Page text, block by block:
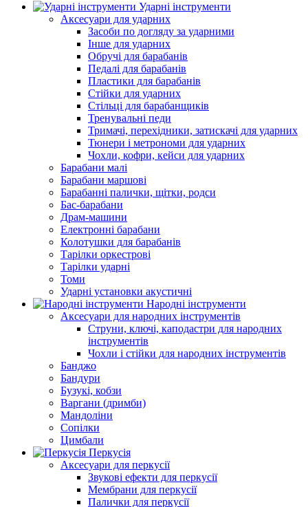
Ударні інструменти
Аксесуари для ударних
Засоби по догляду за ударними
Інше для ударних
Обручі для барабанів
Педалі для барабанів
Пластики для барабанів
Стійки для ударних
Стільці для барабанщиків
Тренувальні педи
Тримачі, перехідники, затискачі для ударних
Тюнери і метрономи для ударних
Чохли, кофри, кейси для ударних
Барабани малі
Барабани маршові
Барабанні палички, щітки, родси
Бас-барабани
Драм-машини
Електронні барабани
Колотушки для барабанів
Тарілки оркестрові
Тарілки ударні
Томи
Ударні установки акустичні
Народні інструменти
Аксесуари для народних інструментів
Струни, ключі, каподастри для народних
інструментів
Чохли і стійки для народних інструментів
Банджо
Бандури
Бузукі, кобзи
Варгани (дримби)
Мандоліни
Сопілки
Цимбали
Перкусія
Аксесуари для перкусії
Звукові ефекти для перкусії
Мембрани для перкусії
Палички для перкусії